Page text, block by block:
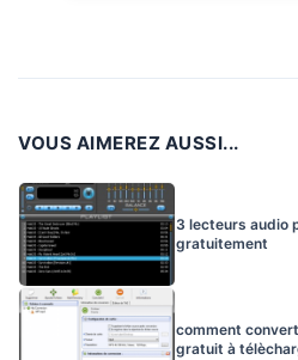
VOUS AIMEREZ AUSSI...
3 lecteurs audio
gratuitement
comment
gratuit à